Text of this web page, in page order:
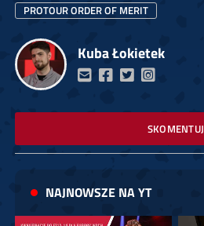
PROTOUR ORDER OF MERIT
Kuba Łokietek
SKOMENTUJ
NAJNOWSZE NA YT